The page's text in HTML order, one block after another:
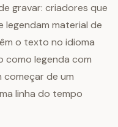
gravar: criadores que
legendam material de
o texto no idioma
como legenda com
de um
linha do tempo